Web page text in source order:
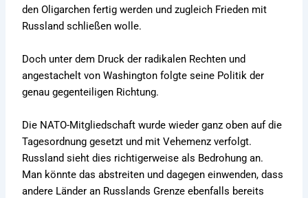
den Oligarchen fertig werden und zugleich Frieden mit
Russland schließen wolle.
Doch unter dem Druck der radikalen Rechten und
angestachelt von Washington folgte seine Politik der
genau gegenteiligen Richtung.
Die NATO-Mitgliedschaft wurde wieder ganz oben auf die
Tagesordnung gesetzt und mit Vehemenz verfolgt.
Russland sieht dies richtigerweise als Bedrohung an.
Man könnte das abstreiten und dagegen einwenden, dass
andere Länder an Russlands Grenze ebenfalls bereits